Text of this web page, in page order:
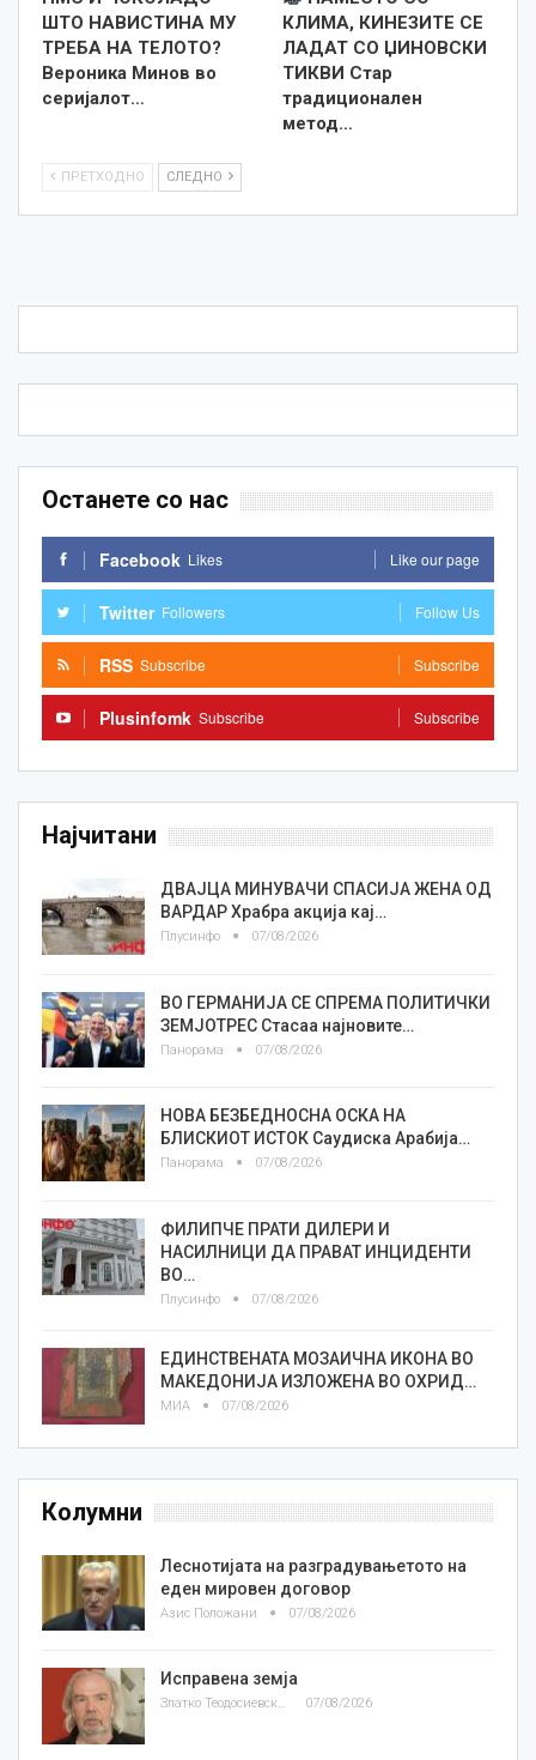
ШТО НАВИСТИНА МУ
ТРЕБА НА ТЕЛОТО?
Вероника Минов во
серијалот…
КЛИМА, КИНЕЗИТЕ СЕ
ЛАДАТ СО ЏИНОВСКИ
ТИКВИ Стар
традиционален
метод…
ПРЕТХОДНО СЛЕДНО
Останете со нас
Facebook Likes Like our page
Twitter Followers Follow Us
RSS Subscribe Subscribe
Plusinfomk Subscribe Subscribe
Најчитани
ДВАЈЦА МИНУВАЧИ СПАСИЈА ЖЕНА ОД
ВАРДАР Храбра акција кај…
Плусинфо 07/08/2026
ВО ГЕРМАНИЈА СЕ СПРЕМА ПОЛИТИЧКИ
ЗЕМЈОТРЕС Стасаа најновите…
Панорама 07/08/2026
НОВА БЕЗБЕДНОСНА ОСКА НА
БЛИСКИОТ ИСТОК Саудиска Арабија…
Панорама 07/08/2026
ФИЛИПЧЕ ПРАТИ ДИЛЕРИ И
НАСИЛНИЦИ ДА ПРАВАТ ИНЦИДЕНТИ
ВО…
Плусинфо 07/08/2026
ЕДИНСТВЕНАТА МОЗАИЧНА ИКОНА ВО
МАКЕДОНИЈА ИЗЛОЖЕНА ВО ОХРИД…
МИА 07/08/2026
Колумни
Леснотијата на разградувањетото на
еден мировен договор
Азис Положани 07/08/2026
Исправена земја
Златко Теодосиевски 07/08/2026